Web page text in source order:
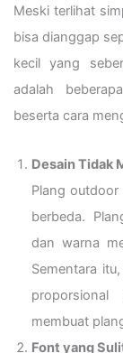
Meski terlihat
bisa dianggap
kecil yang
adalah
beserta cara
Desain Tidak
Plang
berbeda.
dan warna
Sementara
membuat
Font yang